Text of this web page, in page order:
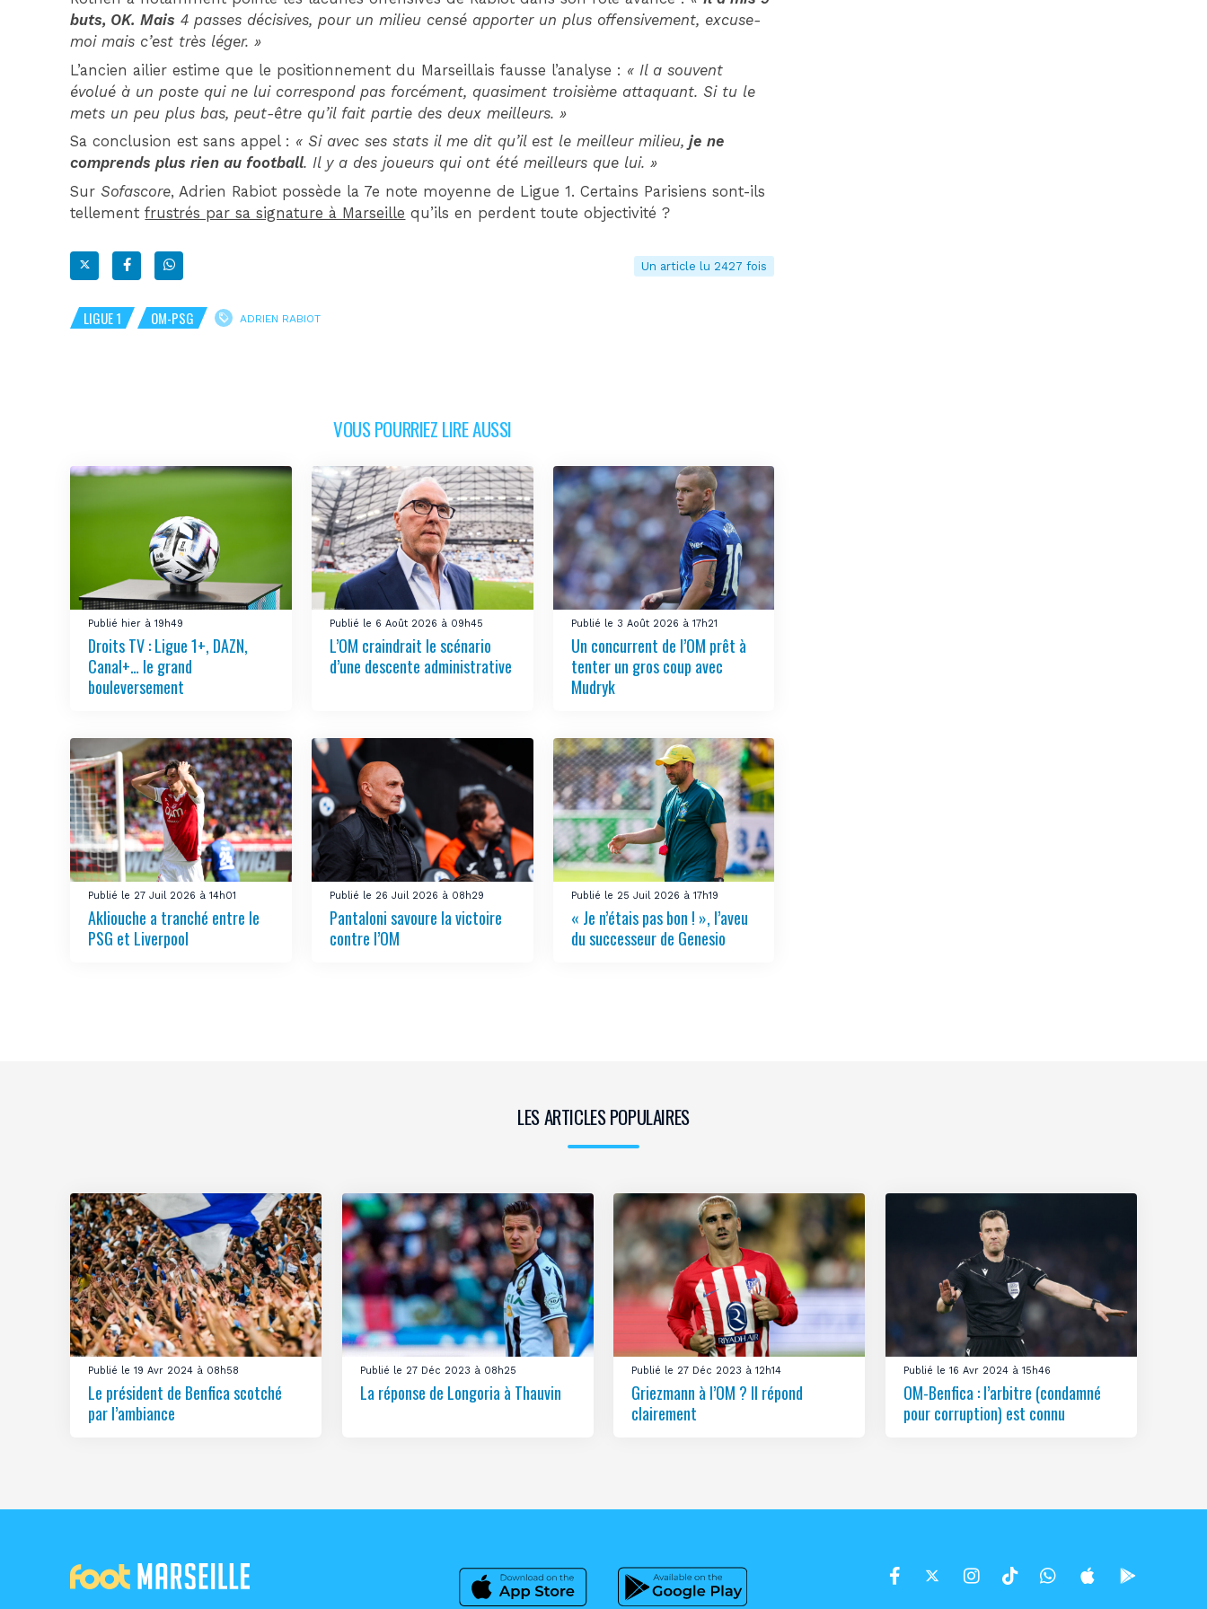
buts, OK. Mais 4 passes décisives, pour un milieu censé apporter un plus offensivement, excuse-
moi mais c’est très léger. »
L’ancien ailier estime que le positionnement du Marseillais fausse l’analyse : « Il a souvent
évolué à un poste qui ne lui correspond pas forcément, quasiment troisième attaquant. Si tu le
mets un peu plus bas, peut-être qu’il fait partie des deux meilleurs. »
Sa conclusion est sans appel : « Si avec ses stats il me dit qu’il est le meilleur milieu, je ne
comprends plus rien au football. Il y a des joueurs qui ont été meilleurs que lui. »
SurSofascore, Adrien Rabiot possède la 7e note moyenne de Ligue 1. Certains Parisiens sont-ils
tellementfrustrés par sa signature à Marseille qu’ils en perdent toute objectivité ?
Un article lu 2427 fois
LIGUE 1 OM-PSG ADRIEN RABIOT
VOUS POURRIEZ LIRE AUSSI
Publié hier à 19h49
Droits TV : Ligue 1+, DAZN,
Canal+… le grand
bouleversement
Publié le 6 Août 2026 à 09h45
L’OM craindrait le scénario
d’une descente administrative
Publié le 3 Août 2026 à 17h21
Un concurrent de l’OM prêt à
tenter un gros coup avec
Mudryk
Publié le 27 Juil 2026 à 14h01
Akliouche a tranché entre le
PSG et Liverpool
Publié le 26 Juil 2026 à 08h29
Pantaloni savoure la victoire
contre l’OM
Publié le 25 Juil 2026 à 17h19
« Je n’étais pas bon ! », l’aveu
du successeur de Genesio
LES ARTICLES POPULAIRES
Publié le 19 Avr 2024 à 08h58
Le président de Benfica scotché
par l’ambiance
Publié le 27 Déc 2023 à 08h25
La réponse de Longoria à Thauvin
Publié le 27 Déc 2023 à 12h14
Griezmann à l’OM ? Il répond
clairement
Publié le 16 Avr 2024 à 15h46
OM-Benfica : l’arbitre (condamné
pour corruption) est connu